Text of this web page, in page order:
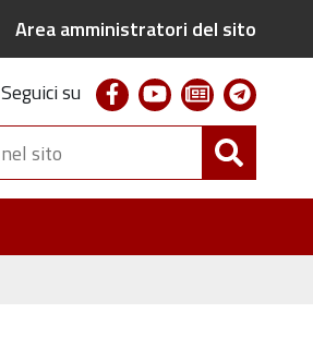
Area amministratori del sito
Seguici su facebookyoutubenewsletter
Cerca
nel
sito